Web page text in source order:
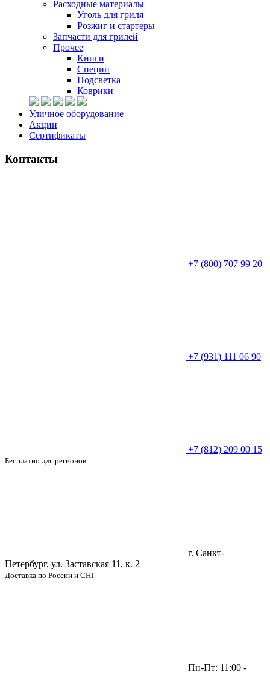
Расходные материалы
Уголь для гриля
Розжиг и стартеры
Запчасти для грилей
Прочее
Книги
Специи
Подсветка
Коврики
Уличное оборудование
Акции
Сертификаты
Контакты
+7 (800) 707 99 20
+7 (931) 111 06 90
+7 (812) 209 00 15
Бесплатно для регионов
г. Санкт-
Петербург, ул. Заставская 11, к. 2
Доставка по России и СНГ
Пн-Пт: 11:00 -